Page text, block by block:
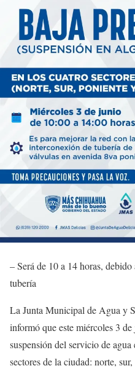
– Será de 10 a 14 horas,
tubería
La Junta Municipal de Agua y
informó que este miércoles 3
suspensión del servicio de
sectores de la ciudad: norte,